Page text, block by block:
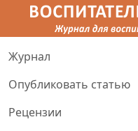
Журнал
Опубликовать статью
Рецензии